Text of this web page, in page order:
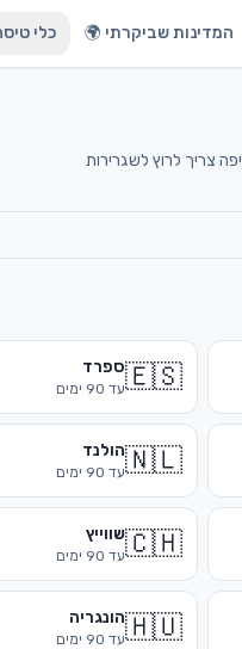
המדינות שביקרתי 🌍 כלי
🇪🇸ספרד
עד 90 ימים
🇳🇱הולנד
עד 90 ימים
🇨🇭שווייץ
עד 90 ימים
🇭🇺הונגריה
עד 90 ימים